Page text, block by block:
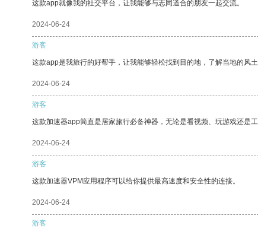
这款app就像我的社交平台，让我能够与志同道合的朋友一起交流。
2024-06-24
游客
这款app是我旅行的好帮手，让我能够轻松找到目的地，了解当地的风土
2024-06-24
游客
这款加速器app简直是居家旅行必备神器，无论是看视频、玩游戏还是
2024-06-24
游客
这款加速器VPM应用程序可以给你提供最高速度和安全性的连接。
2024-06-24
游客